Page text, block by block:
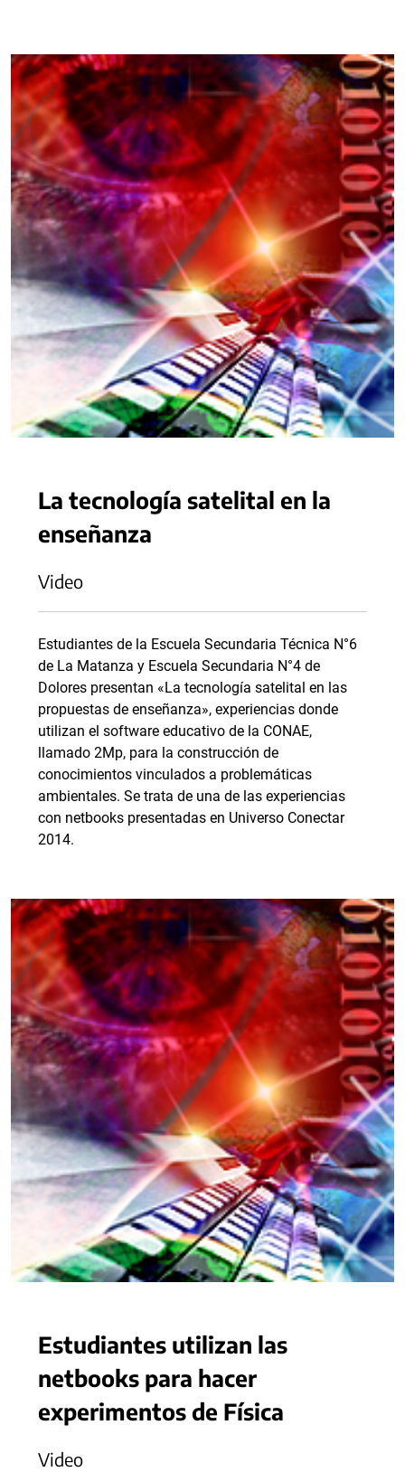
La tecnología satelital en la
enseñanza
Video
Estudiantes de la Escuela Secundaria Técnica N°6
de La Matanza y Escuela Secundaria N°4 de
Dolores presentan «La tecnología satelital en las
propuestas de enseñanza», experiencias donde
utilizan el software educativo de la CONAE,
llamado 2Mp, para la construcción de
conocimientos vinculados a problemáticas
ambientales. Se trata de una de las experiencias
con netbooks presentadas en Universo Conectar
2014.
Estudiantes utilizan las
netbooks para hacer
experimentos de Física
Video